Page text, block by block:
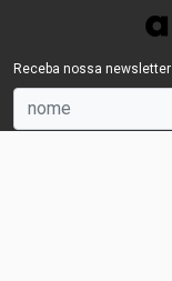
Receba nossa newsletter